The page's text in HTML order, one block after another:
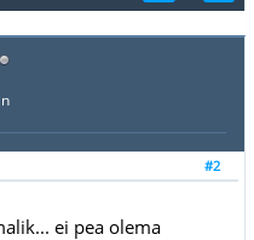
#2
ei pea olema